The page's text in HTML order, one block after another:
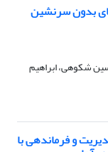
بدون سرنشین
شکوهی، ابراهیم
و فرماندهی با